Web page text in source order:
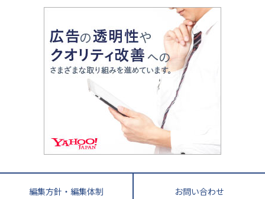
大阪府
兵庫県 京都府 奈良県
和歌山県
鳥取県
島根県 岡山県 広島県
香川県
高知県
長崎県 熊本県
鹿児島県 沖縄県
教育全般
中学受験に熱心な市区町村ランキング
小学校受験
家庭教師
運動と遊びを考える
情報Ⅰ、数学が苦手な人注目！最短距離の学力
アップ法
悩み多き「大学受験」相談室
英語・英会話・英検対策
小学校教師が解説！中学受験のリアル
教育ジャーナリストが徹底解説！ 大学受験の羅
大学入試改革
ママテクエグザム
進化する中高一貫校・高校
編集方針・編集体制 お問い合わせ